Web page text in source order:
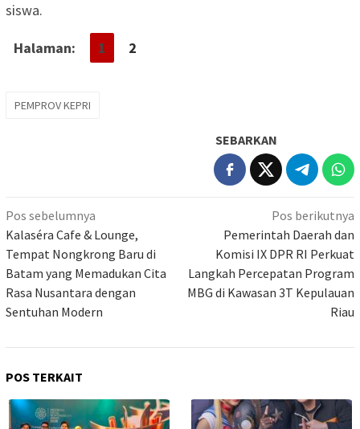
siswa.
Halaman: 1 2
PEMPROV KEPRI
SEBARKAN
Navigasi
pos
Pos sebelumnya
Kalaséra Cafe & Lounge,
Tempat Nongkrong Baru di
Batam yang Memadukan Cita
Rasa Nusantara dengan
Sentuhan Modern
Pos berikutnya
Pemerintah Daerah dan
Komisi IX DPR RI Perkuat
Langkah Percepatan Program
MBG di Kawasan 3T Kepulauan
Riau
POS TERKAIT